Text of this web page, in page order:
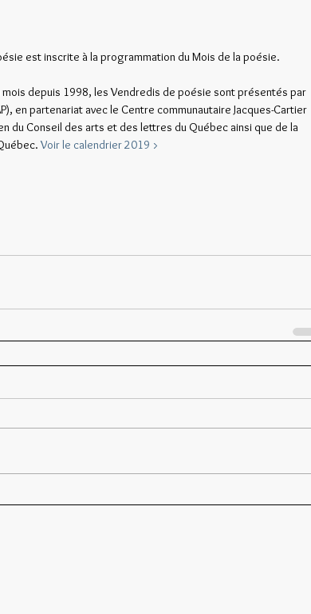
est inscrite à la programmation du Mois de la poésie.
depuis 1998, les Vendredis de poésie sont présentés par
en partenariat avec le Centre communautaire Jacques-Cartier
du Conseil des arts et des lettres du Québec ainsi que de la
Voir le calendrier 2019 >